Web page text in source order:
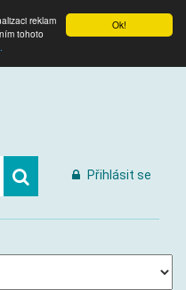
Ok!
reklam
tohoto
Přihlásit se